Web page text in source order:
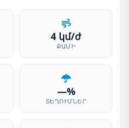
4 կմ/ժ
ՔԱՄԻ
—%
ՏԵՂՈՒՄՆԵՐ